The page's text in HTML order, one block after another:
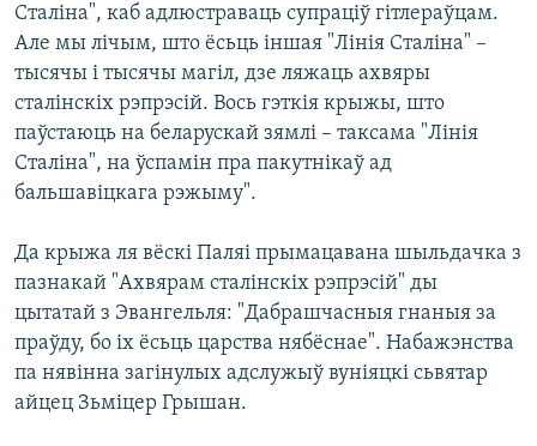
Сталіна", каб адлюстраваць супраціў гітлераўцам.
Але мы лічым, што ёсьць іншая "Лінія Сталіна" –
тысячы і тысячы магіл, дзе ляжаць ахвяры
сталінскіх рэпрэсій. Вось гэткія крыжы, што
паўстаюць на беларускай зямлі – таксама "Лінія
Сталіна", на ўспамін пра пакутнікаў ад
бальшавіцкага рэжыму".
Да крыжа ля вёскі Паляі прымацавана шыльдачка з
пазнакай "Ахвярам сталінскіх рэпрэсій" ды
цытатай з Эвангельля: "Дабрашчасныя гнаныя за
праўду, бо іх ёсьць царства нябёснае". Набажэнства
па нявінна загінулых адслужыў вуніяцкі сьвятар
айцец Зьміцер Грышан.